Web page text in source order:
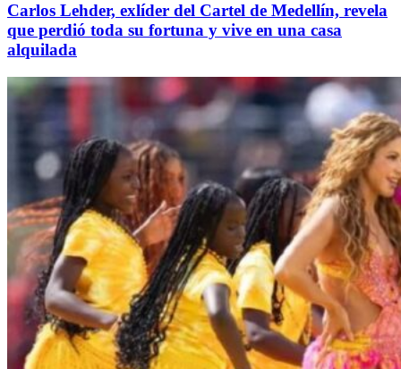
Carlos Lehder, exlíder del Cartel de Medellín, revela
que perdió toda su fortuna y vive en una casa
alquilada